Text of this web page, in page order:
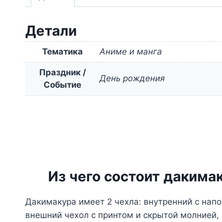
Детали
Тематика Аниме и манга
Праздник /
Событие
День рождения
Из чего состоит
Дакимакура имеет 2 чехла: внутренний с
внешний чехол с принтом и скрытой молнией,